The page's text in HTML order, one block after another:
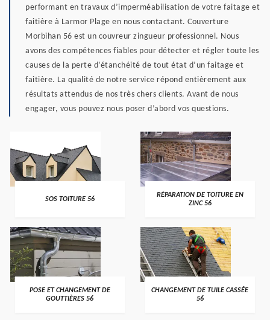
performant en travaux d’imperméabilisation de votre faitage et
faitière à Larmor Plage en nous contactant. Couverture
Morbihan 56 est un couvreur zingueur professionnel. Nous
avons des compétences fiables pour détecter et régler toute les
causes de la perte d’étanchéité de tout état d’un faitage et
faitière. La qualité de notre service répond entièrement aux
résultats attendus de nos très chers clients. Avant de nous
engager, vous pouvez nous poser d’abord vos questions.
>
SOS TOITURE 56 >
RÉPARATION DE TOITURE EN
ZINC 56
>
POSE ET CHANGEMENT DE
GOUTTIÈRES 56
>
CHANGEMENT DE TUILE CASSÉE
56